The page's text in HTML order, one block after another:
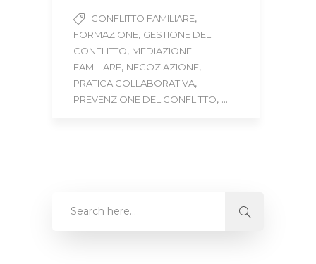
CONFLITTO FAMILIARE,
FORMAZIONE, GESTIONE DEL
CONFLITTO, MEDIAZIONE
FAMILIARE, NEGOZIAZIONE,
PRATICA COLLABORATIVA,
PREVENZIONE DEL CONFLITTO, ...